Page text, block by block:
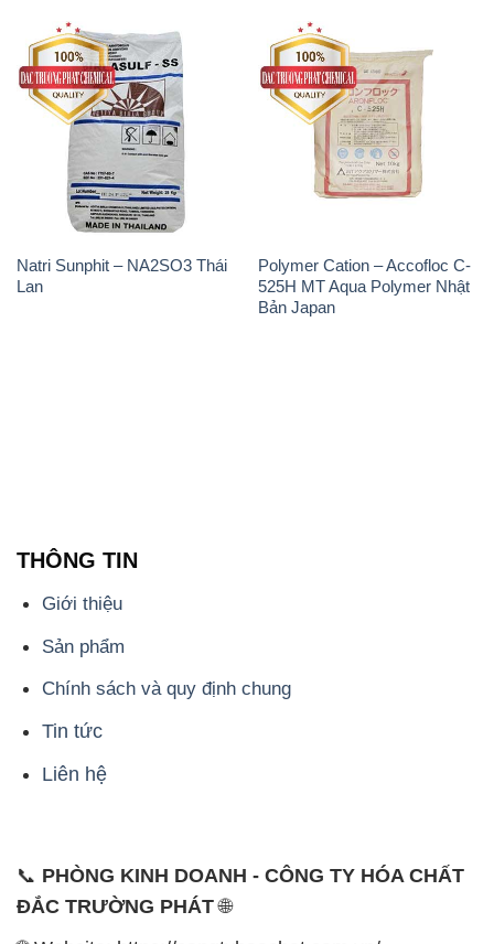
Natri Sunphit – NA2SO3 Thái
Polymer Cation – Accofloc C-
525H MT Aqua Polymer Nhật
Bản Japan
Chính sách và quy định chung
Tin tức
Liên hệ
📞
PHÒNG KINH DOANH - CÔNG TY HÓA CHẤT
ĐẮC TRƯỜNG PHÁT
- 028.3756.1835 - 028.3756.1840 - 028.3756.1841-